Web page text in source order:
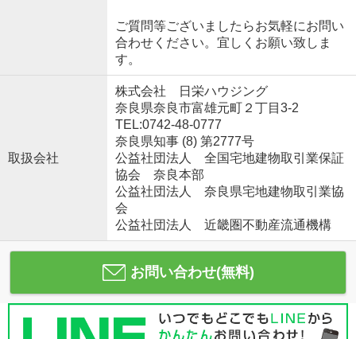
ご質問等ございましたらお気軽にお問い
合わせください。宜しくお願い致しま
す。
取扱会社
株式会社 日栄ハウジング
奈良県奈良市富雄元町２丁目3-2
TEL:0742-48-0777
奈良県知事 (8) 第2777号
公益社団法人 全国宅地建物取引業保証
協会 奈良本部
公益社団法人 奈良県宅地建物取引業協
会
公益社団法人 近畿圏不動産流通機構
お問い合わせ(無料)